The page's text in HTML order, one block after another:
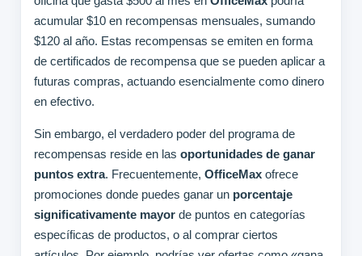
acumular $10 en recompensas mensuales, sumando
$120 al año. Estas recompensas se emiten en forma
de certificados de recompensa que se pueden aplicar a
futuras compras, actuando esencialmente como dinero
en efectivo.
Sin embargo, el verdadero poder del programa de
recompensas reside en las oportunidades de ganar
puntos extra. Frecuentemente, OfficeMaxofrece
promociones donde puedes ganar un porcentaje
significativamente mayorde puntos en categorías
específicas de productos, o al comprar ciertos